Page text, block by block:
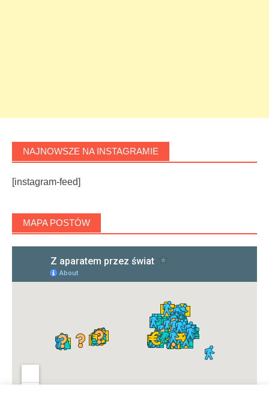
NAJNOWSZE NA INSTAGRAMIE
[instagram-feed]
MAPA POSTÓW